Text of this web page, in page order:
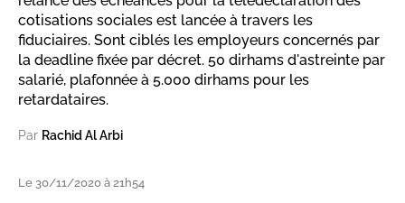
cotisations sociales est lancée à travers les
fiduciaires. Sont ciblés les employeurs concernés par
la deadline fixée par décret. 50 dirhams d'astreinte par
salarié, plafonnée à 5.000 dirhams pour les
retardataires.
Par Rachid Al Arbi
Le 30/11/2020 à 21h54